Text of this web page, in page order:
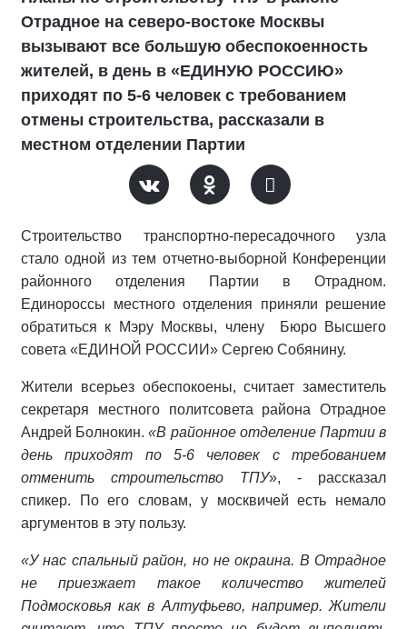
Отрадное на северо-востоке Москвы
вызывают все большую обеспокоенность
жителей, в день в «ЕДИНУЮ РОССИЮ»
приходят по 5-6 человек с требованием
отмены строительства, рассказали в
местном отделении Партии
Строительство транспортно-пересадочного узла
стало одной из тем отчетно-выборной Конференции
районного отделения Партии в Отрадном.
Единороссы местного отделения приняли решение
обратиться к Мэру Москвы, члену Бюро Высшего
совета «ЕДИНОЙ РОССИИ» Сергею Собянину.
Жители всерьез обеспокоены, считает заместитель
секретаря местного политсовета района Отрадное
Андрей Болнокин.«В районное отделение Партии в
день приходят по 5-6 человек с требованием
отменить строительство ТПУ», - рассказал
спикер. По его словам, у москвичей есть немало
аргументов в эту пользу.
«У нас спальный район, но не окраина. В Отрадное
не приезжает такое количество жителей
Подмосковья как в Алтуфьево, например. Жители